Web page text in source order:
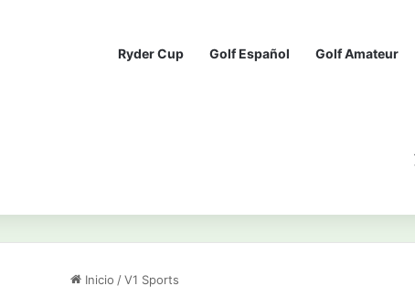
Ryder Cup Golf Español Golf Amateur
Inicio / V1 Sports